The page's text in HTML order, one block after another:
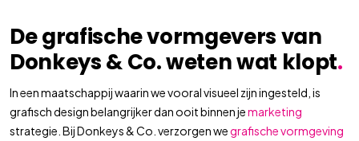
De grafische vormgevers van
Donkeys & Co. weten wat klopt.
In een maatschappij waarin we vooral visueel zijn ingesteld, is
grafisch design belangrijker dan ooit binnen jemarketing
strategie. Bij Donkeys & Co. verzorgen wegrafische vormgeving